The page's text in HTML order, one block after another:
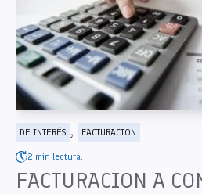
DE INTERÉS , FACTURACION
2 min lectura.
FACTURACION A